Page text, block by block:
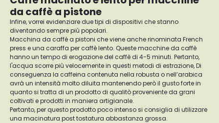
da caffè a pistone
Infine, vorrei evidenziare due tipi di dispositivi che stanno
diventando sempre più popolari.
Macchina da caffè a pistoni che viene anche rinominata French
press e una caraffa per caffè lento. Queste macchine da caffè
hanno un tempo di erogazione del caffè di 4-5 minuti. Pertanto,
l'acqua scorre più velocemente in questi metodi di estrazione, Di
conseguenza la caffeina contenuta nella robusta o nell’arabica
avrà un intensità molto diluita mantenendo però il gusto forte in
quanto si tratta di un prodotto di qualitò proveniente da grani
coltivati e prodotti in maniera artigianale.
Pertanto, per questo prodotto poco intenso si consiglia di utilizzare
una macinatura post tostatura abbastanza grossa.